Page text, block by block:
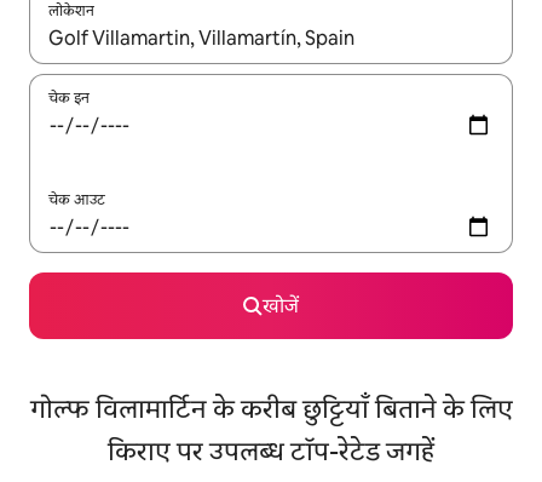
लोकेशन
नतीजों के उपलब्ध होने पर, अप और डाउन 'ऐरो की' का इस्तेमाल करके नेविगेट
चेक इन
चेक आउट
खोजें
गोल्फ विलामार्टिन के करीब छुट्टियाँ बिताने के लिए
किराए पर उपलब्ध टॉप-रेटेड जगहें